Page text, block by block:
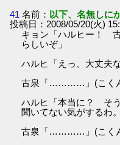
41 名前： 以下、名無しに
投稿日：2008/05/20(火)
キョン「ハルヒー！
らしいぞ」
ハルヒ「えっ、大丈夫
古泉「…………」(こく
ハルヒ「本当に？ そ
聞いてない気がするわ
古泉「…………」(こく